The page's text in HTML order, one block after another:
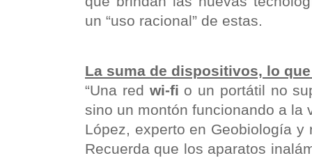
un “uso racional” de estas.
La suma de dispositivos, lo
“Una red wi-fi o un portátil no
sino un montón funcionando a la
López, experto en Geobiología y
Recuerda que los aparatos